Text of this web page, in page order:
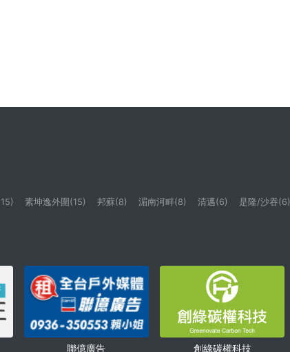
素坤逸外圍(15) 邦蘇(8) 湄南河畔(8) 清邁(6) 是隆/沙吞(6)
聯億廣告 創綠碳權科技